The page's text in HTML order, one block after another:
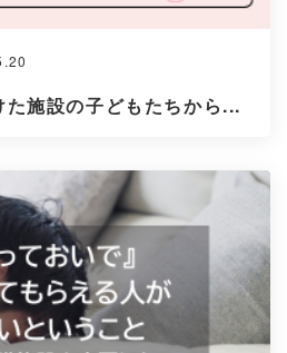
施設の子どもたちから...